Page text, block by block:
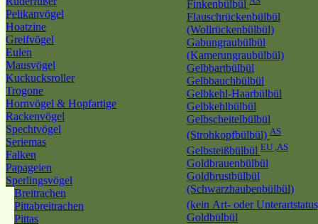
Pelikanvögel
Hoatzine
Greifvögel
Eulen
Mausvögel
Kuckucksroller
Trogone
Hornvögel & Hopfartige
Rackenvögel
Spechtvögel
Seriemas
Falken
Papageien
Sperlingsvögel
Breitrachen
Pittabreitrachen
Pittas
Finkenbülbül
Flauschrückenbülbül
(Wollrückenbülbül)
Gabungraubülbül
(Kamerungraubülbül)
Gelbbartbülbül
Gelbbauchbülbül
Gelbkehl-Haarbülbül
Gelbkehlbülbül
Gelbscheitelbülbül
(Strohkopfbülbül) AS
Gelbsteißbülbül EU ,AS
Goldbrauenbülbül
Goldbrustbülbül
(Schwarzhaubenbülbül)
(kein Art- oder
Goldbülbül